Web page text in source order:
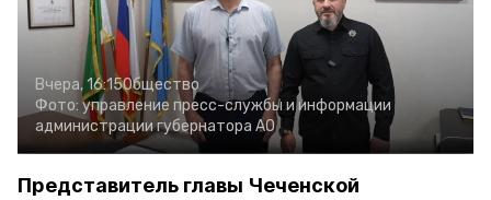
Вчера, 16:15Общество
Фото: управление пресс-службы и информации
администрации губернатора АО
Представитель главы Чеченской